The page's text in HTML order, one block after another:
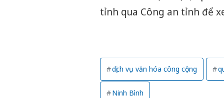
tỉnh qua Công an tỉnh để
dịch vụ văn hóa công cộng
Ninh Bình